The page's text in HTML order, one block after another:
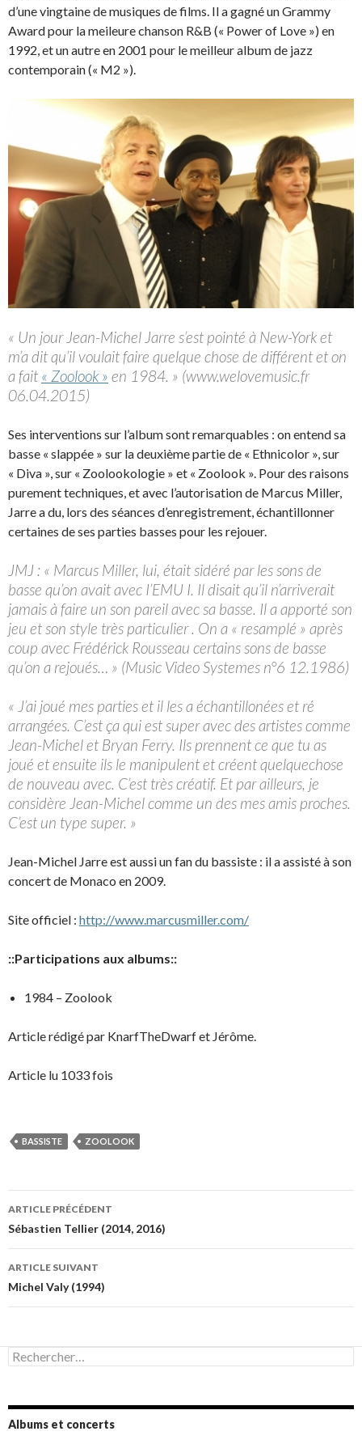
d’une vingtaine de musiques de films. Il a gagné un Grammy
Award pour la meileure chanson R&B (« Power of Love ») en
1992, et un autre en 2001 pour le meilleur album de jazz
contemporain (« M2 »).
« Un jour Jean-Michel Jarre s’est pointé à New-York et
m’a dit qu’il voulait faire quelque chose de différent et on
a fait « Zoolook » en 1984. » (www.welovemusic.fr
06.04.2015)
Ses interventions sur l’album sont remarquables : on entend sa
basse « slappée » sur la deuxième partie de « Ethnicolor », sur
« Diva », sur « Zoolookologie » et « Zoolook ». Pour des raisons
purement techniques, et avec l’autorisation de Marcus Miller,
Jarre a du, lors des séances d’enregistrement, échantillonner
certaines de ses parties basses pour les rejouer.
JMJ : « Marcus Miller, lui, était sidéré par les sons de
basse qu’on avait avec I’EMU I. Il disait qu’il n’arriverait
jamais à faire un son pareil avec sa basse. Il a apporté son
jeu et son style très particulier . On a « resamplé » après
coup avec Frédérick Rousseau certains sons de basse
qu’on a rejoués… » (Music Video Systemes n°6 12.1986)
« J’ai joué mes parties et il les a échantillonées et ré
arrangées. C’est ça qui est super avec des artistes comme
Jean-Michel et Bryan Ferry. Ils prennent ce que tu as
joué et ensuite ils le manipulent et créent quelquechose
de nouveau avec. C’est très créatif. Et par ailleurs, je
considère Jean-Michel comme un des mes amis proches.
C’est un type super. »
Jean-Michel Jarre est aussi un fan du bassiste : il a assisté à son
concert de Monaco en 2009.
Site officiel : http://www.marcusmiller.com/
::Participations aux albums::
1984 – Zoolook
Article rédigé par KnarfTheDwarf et Jérôme.
Article lu 1033 fois
BASSISTE ZOOLOOK
Navigation
des
articles
ARTICLE PRÉCÉDENT
Sébastien Tellier (2014, 2016)
ARTICLE SUIVANT
Michel Valy (1994)
Rechercher :
Albums et concerts